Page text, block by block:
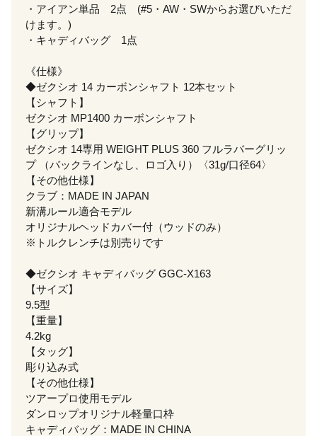
・アイアン単品 2点 (#5・AW・SWからお選びいただ
けます。)
・キャディバッグ 1点
《仕様》
◆ゼクシオ 14 カーボンシャフト 12本セット
【シャフト】
ゼクシオ MP1400 カーボンシャフト
【グリップ】
ゼクシオ 14専用 WEIGHT PLUS 360 フルラバーグリッ
プ （バックラインなし、ロゴ入り）〈31g/口径64〉
【その他仕様】
クラブ：MADE IN JAPAN
新溝ルール適合モデル
オリジナルヘッドカバー付（ウッドのみ）
※トルクレンチは別売りです
◆ゼクシオ キャディバッグ GGC-X163
【サイズ】
9.5型
【重量】
4.2kg
【タッグ】
彫り込み式
【その他仕様】
ツアープロ使用モデル
ダンロップオリジナル軽量口枠
キャディバッグ：MADE IN CHINA